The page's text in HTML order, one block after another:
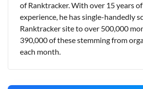
of Ranktracker. With over 15 years of
experience, he has single-handedly
Ranktracker site to over 500,000
390,000 of these stemming from
each month.